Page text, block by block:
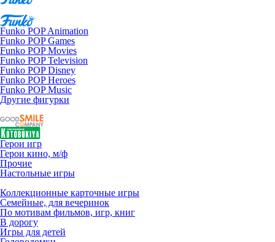
Funko POP Animation
Funko POP Games
Funko POP Movies
Funko POP Television
Funko POP Disney
Funko POP Heroes
Funko POP Music
Другие фигурки
Герои игр
Герои кино, м/ф
Прочие
Настольные игры
Коллекционные карточные игры
Семейные, для вечеринок
По мотивам фильмов, игр, книг
В дорогу
Игры для детей